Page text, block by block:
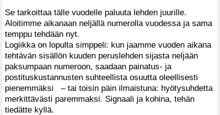
Se tarkoittaa tälle vuodelle paluuta lehden juurille.
Aloitimme aikanaan neljällä numerolla vuodessa ja sama
temppu tehdään nyt.
Logiikka on lopulta simppeli: kun jaamme vuoden aikana
tehtävän sisällön kuuden peruslehden sijasta neljään
paksumpaan numeroon, saadaan painatus- ja
postituskustannusten suhteellista osuutta oleellisesti
pienemmäksi – tai toisin päin ilmaistuna: hyötysuhdetta
merkittävästi paremmaksi. Signaali ja kohina, tehän
tiedätte kyllä.